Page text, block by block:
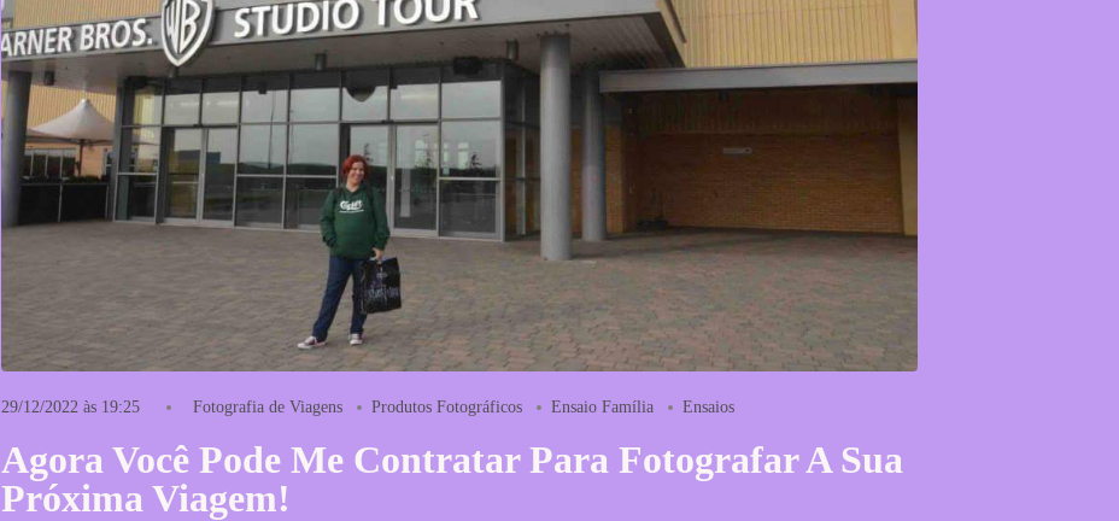
29/12/2022 às 19:25 Fotografia de Viagens Produtos Fotográficos Ensaio Família Ensaios
Agora Você Pode Me Contratar Para Fotografar A Sua
Próxima Viagem!